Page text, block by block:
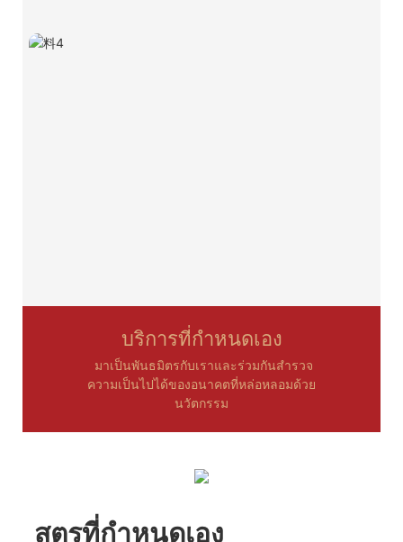
บริการที่กำหนดเอง
มาเป็นพันธมิตรกับเราและร่วมกันสำรวจ
ความเป็นไปได้ของอนาคตที่หล่อหลอมด้วย
นวัตกรรม
สูตรที่กำหนดเอง